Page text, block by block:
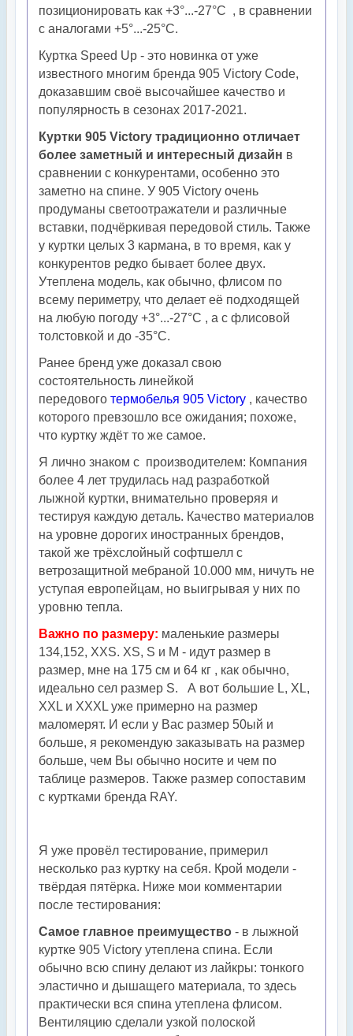
позиционировать как +3°...-27°С , в сравнении
с аналогами +5°...-25°С.
Куртка Speed Up - это новинка от уже
известного многим бренда 905 Victory Code,
доказавшим своё высочайшее качество и
популярность в сезонах 2017-2021.
Куртки 905 Victory традиционно отличает
более заметный и интересный дизайн в
сравнении с конкурентами, особенно это
заметно на спине. У 905 Victory очень
продуманы светоотражатели и различные
вставки, подчёркивая передовой стиль. Также
у куртки целых 3 кармана, в то время, как у
конкурентов редко бывает более двух.
Утеплена модель, как обычно, флисом по
всему периметру, что делает её подходящей
на любую погоду +3°...-27°С , а с флисовой
толстовкой и до -35°С.
Ранее бренд уже доказал свою
состоятельность линейкой
передового термобелья 905 Victory , качество
которого превзошло все ожидания; похоже,
что куртку ждёт то же самое.
Я лично знаком с производителем: Компания
более 4 лет трудилась над разработкой
лыжной куртки, внимательно проверяя и
тестируя каждую деталь. Качество материалов
на уровне дорогих иностранных брендов,
такой же трёхслойный софтшелл с
ветрозащитной мебраной 10.000 мм, ничуть не
уступая европейцам, но выигрывая у них по
уровню тепла.
Важно по размеру: маленькие размеры
134,152, XXS. XS, S и M - идут размер в
размер, мне на 175 см и 64 кг , как обычно,
идеально сел размер S. А вот большие L, XL,
XXL и XXXL уже примерно на размер
маломерят. И если у Вас размер 50ый и
больше, я рекомендую заказывать на размер
больше, чем Вы обычно носите и чем по
таблице размеров. Также размер сопоставим
с куртками бренда RAY.
Я уже провёл тестирование, примерил
несколько раз куртку на себя. Крой модели -
твёрдая пятёрка. Ниже мои комментарии
после тестирования:
Самое главное преимущество - в лыжной
куртке 905 Victory утеплена спина. Если
обычно всю спину делают из лайкры: тонкого
эластично и дышащего материала, то здесь
практически вся спина утеплена флисом.
Вентиляцию сделали узкой полоской